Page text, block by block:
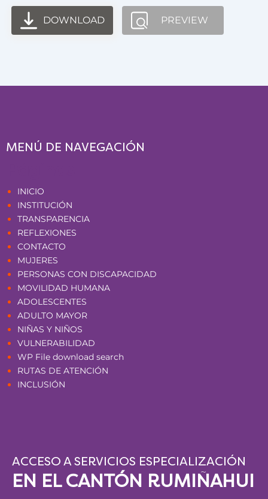
DOWNLOAD PREVIEW
MENÚ DE NAVEGACIÓN
INICIO
INSTITUCIÓN
TRANSPARENCIA
REFLEXIONES
CONTACTO
MUJERES
PERSONAS CON DISCAPACIDAD
MOVILIDAD HUMANA
ADOLESCENTES
ADULTO MAYOR
NIÑAS Y NIÑOS
VULNERABILIDAD
WP File download search
RUTAS DE ATENCIÓN
INCLUSIÓN
ACCESO A SERVICIOS ESPECIALIZACIÓN
EN EL CANTÓN RUMIÑAHUI